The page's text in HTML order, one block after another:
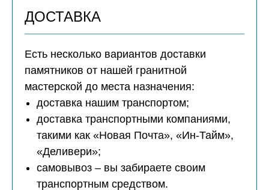
ДОСТАВКА
Есть несколько вариантов доставки
памятников от нашей гранитной
мастерской до места назначения:
доставка нашим транспортом;
доставка транспортными компаниями,
такими как «Новая Почта», «Ин-Тайм»,
«Деливери»;
самовывоз – вы забираете своим
транспортным средством.